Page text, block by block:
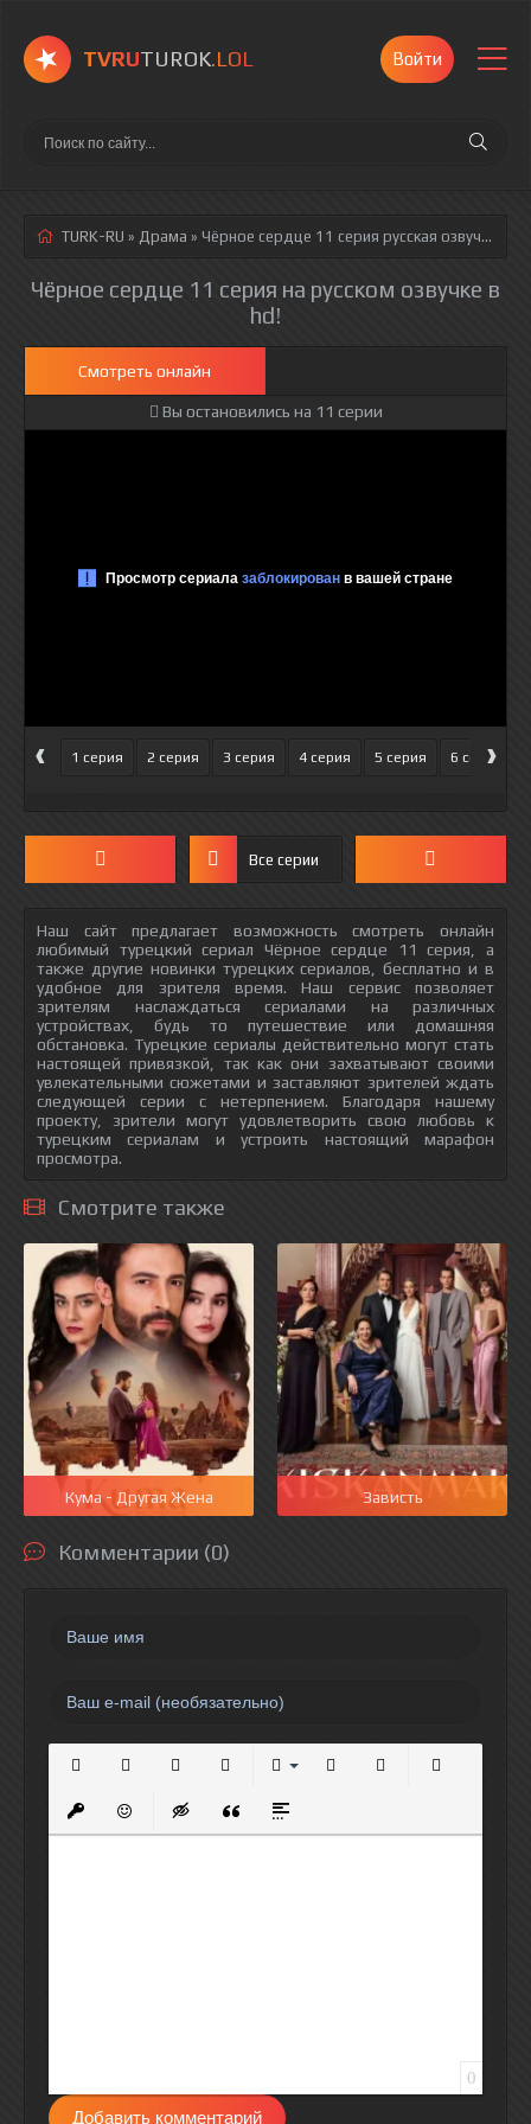
TVRUTUROK.LOL Войти
TURK-RU » Драма » Чёрное сердце 11 серия русская озвучка полностью смотреть онлайн!
Чёрное сердце 11 серия на русском озвучке в
hd!
Смотреть онлайн
Вы остановились на 11 серии
‹ 1 серия 2 серия 3 серия 4 серия 5 серия 6 серия
›
Все серии
Наш сайт предлагает возможность смотреть онлайн
любимый турецкий сериал Чёрное сердце 11 серия, а
также другие новинки турецких сериалов, бесплатно и в
удобное для зрителя время. Наш сервис позволяет
зрителям наслаждаться сериалами на различных
устройствах, будь то путешествие или домашняя
обстановка. Турецкие сериалы действительно могут стать
настоящей привязкой, так как они захватывают своими
увлекательными сюжетами и заставляют зрителей ждать
следующей серии с нетерпением. Благодаря нашему
проекту, зрители могут удовлетворить свою любовь к
турецким сериалам и устроить настоящий марафон
просмотра.
Смотрите также
Кума - Другая Жена Зависть
Комментарии (0)
Вставить защищенную ссылку
Вставить смайлик
Вставка скрытого текста
Вставка цитаты
Вставка спойлера
0
Добавить комментарий